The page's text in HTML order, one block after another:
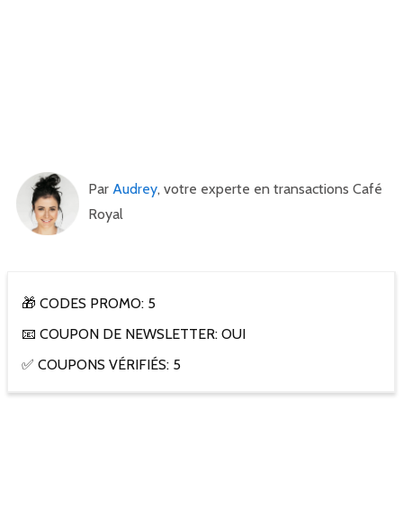
Par Audrey, votre experte en transactions Café
Royal
🎁 CODES PROMO: 5
📧 COUPON DE NEWSLETTER: OUI
✅ COUPONS VÉRIFIÉS: 5